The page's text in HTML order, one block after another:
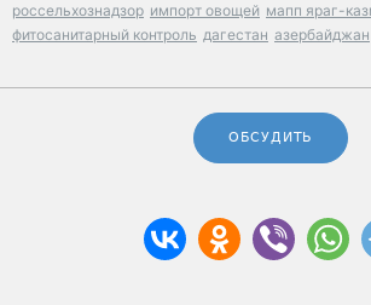
россельхознадзор импорт овощей мапп яраг-
фитосанитарный контроль дагестан азербайджан
ОБСУДИТЬ